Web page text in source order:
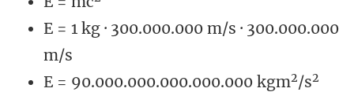
E = 1 kg · 300.000.000 m/s · 300.000.000
m/s
E = 90.000.000.000.000.000 kgm2/s2